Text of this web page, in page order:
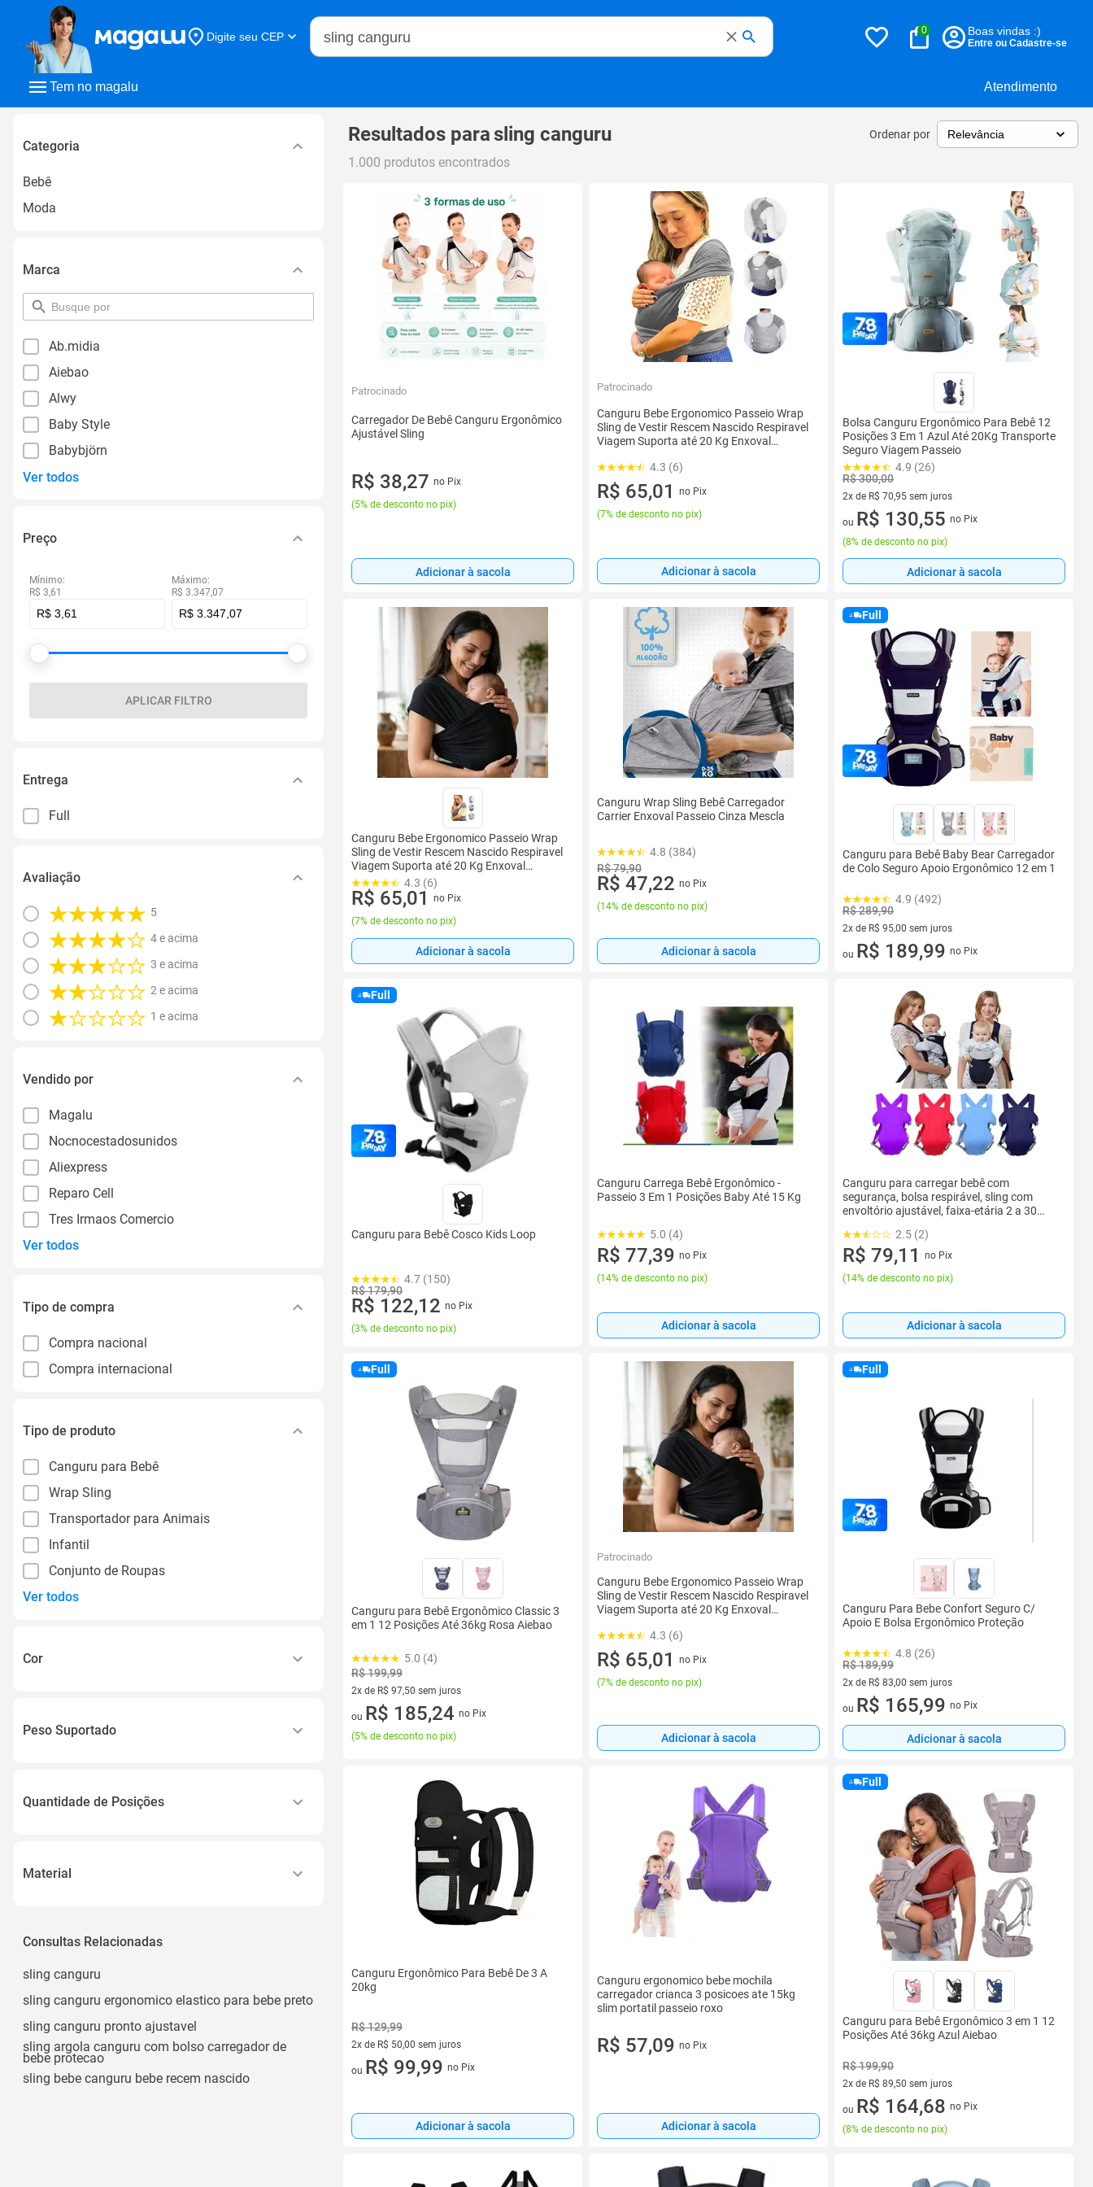
Tem no magalu Atendimento
Digite seu CEP
Buscar no Magalu
0 Boas vindas :)
Entre ou Cadastre-se
Categoria
Bebê
Moda
Marca
pesquisar
por
Ab.midia
Aiebao
Alwy
Baby Style
Babybjörn
Ver todos
Preço
Mínimo:
R$ 3,61
Máximo:
R$ 3.347,07
APLICAR FILTRO
Entrega
Full
Avaliação
5
4 e acima
3 e acima
2 e acima
1 e acima
Vendido por
Magalu
Nocnocestadosunidos
Aliexpress
Reparo Cell
Tres Irmaos Comercio
Ver todos
Tipo de compra
Compra nacional
Compra internacional
Tipo de produto
Canguru para Bebê
Wrap Sling
Transportador para Animais
Infantil
Conjunto de Roupas
Ver todos
Cor
Rosa
Peso Suportado
25 Kg
Quantidade de Posições
6
Ver todos
Material
Algodão/ Poliéster
Consultas Relacionadas
sling canguru
sling canguru ergonomico elastico para bebe preto
sling canguru pronto ajustavel
sling argola canguru com bolso carregador de
bebe protecao
sling bebe canguru bebe recem nascido
Resultados parasling canguru Ordenar por
1.000 produtos encontrados
Patrocinado
Carregador De Bebê Canguru Ergonômico
Ajustável Sling
R$ 38,27 no Pix
(5% de desconto no pix)
Adicionar à sacola
Patrocinado
Canguru Bebe Ergonomico Passeio Wrap
Sling de Vestir Rescem Nascido Respiravel
Viagem Suporta até 20 Kg Enxoval
4.3 (6)
R$ 65,01
no Pix
(7% de desconto no pix)
Adicionar à sacola
Bolsa Canguru Ergonômico Para Bebê 12
Posições 3 Em 1 Azul Até 20Kg Transporte
Seguro Viagem Passeio
4.9 (26)
R$ 300,00
2x de R$ 70,95 sem juros
2 vez de R$ 70,95 sem juros
ou R$ 130,55 no Pix
(8% de desconto no pix)
Adicionar à sacola
Canguru Bebe Ergonomico Passeio Wrap
Sling de Vestir Rescem Nascido Respiravel
Viagem Suporta até 20 Kg Enxoval
Maternidade cha de Bebe Best Sling
4.3 (6)
R$ 65,01
no Pix
(7% de desconto no pix)
Adicionar à sacola
Canguru Wrap Sling Bebê Carregador
Carrier Enxoval Passeio Cinza Mescla
4.8 (384)
R$ 79,90
R$ 47,22 no Pix
(14% de desconto no pix)
Adicionar à sacola
Full
Canguru para Bebê Baby Bear Carregador
de Colo Seguro Apoio Ergonômico 12 em 1
4.9 (492)
R$ 289,90
2x de R$ 95,00 sem juros
2 vez de R$ 95,00 sem juros
ou R$ 189,99 no Pix
Full
Canguru para Bebê Cosco Kids Loop
4.7 (150)
R$ 179,90
R$ 122,12 no Pix
(3% de desconto no pix)
Canguru Carrega Bebê Ergonômico -
Passeio 3 Em 1 Posições Baby Até 15 Kg
5.0 (4)
R$ 77,39 no Pix
(14% de desconto no pix)
Adicionar à sacola
Canguru para carregar bebê com
segurança, bolsa respirável, sling com
envoltório ajustável, faixa-etária 2 a 30
2.5 (2)
R$ 79,11
no Pix
(14% de desconto no pix)
Adicionar à sacola
Full
Canguru para Bebê Ergonômico Classic 3
em 1 12 Posições Até 36kg Rosa Aiebao
5.0 (4)
R$ 199,99
2x de R$ 97,50 sem juros
2 vez de R$ 97,50 sem juros
ou R$ 185,24 no Pix
(5% de desconto no pix)
Patrocinado
Canguru Bebe Ergonomico Passeio Wrap
Sling de Vestir Rescem Nascido Respiravel
Viagem Suporta até 20 Kg Enxoval
4.3 (6)
R$ 65,01
no Pix
(7% de desconto no pix)
Adicionar à sacola
Full
Canguru Para Bebe Confort Seguro C/
Apoio E Bolsa Ergonômico Proteção
4.8 (26)
R$ 189,99
2x de R$ 83,00 sem juros
2 vez de R$ 83,00 sem juros
ou R$ 165,99 no Pix
Adicionar à sacola
Canguru Ergonômico Para Bebê De 3 A
20kg
R$ 129,99
2x de R$ 50,00 sem juros
2 vez de R$ 50,00 sem juros
ou R$ 99,99 no Pix
Adicionar à sacola
Canguru ergonomico bebe mochila
carregador crianca 3 posicoes ate 15kg
slim portatil passeio roxo
R$ 57,09 no Pix
Adicionar à sacola
Full
Canguru para Bebê Ergonômico 3 em 1 12
Posições Até 36kg Azul Aiebao
R$ 199,90
2x de R$ 89,50 sem juros
2 vez de R$ 89,50 sem juros
ou R$ 164,68 no Pix
(8% de desconto no pix)